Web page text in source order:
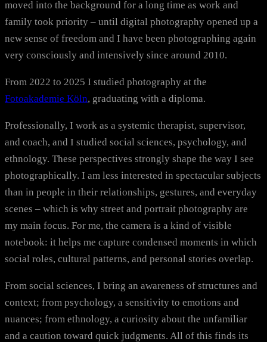
moved into the background for a long time as work and
family took priority – until digital photography opened up a
new sense of freedom and I have been photographing again
very consciously and intensively since around 2010.
From 2022 to 2025 I studied photography at the
Fotoakademie Köln, graduating with a diploma.
Professionally, I work as a systemic therapist, supervisor,
and coach, and I studied social sciences, psychology, and
ethnology. These perspectives strongly shape the way I see
photographically. I am less interested in spectacular subjects
than in people in their relationships, gestures, and everyday
scenes – which is why street and portrait photography are
my main focus. For me, the camera is a kind of visible
notebook: it helps me capture condensed moments in which
social roles, cultural patterns, and personal stories overlap.
From social sciences, I bring an awareness of structures and
context; from psychology, a sensitivity to emotions and
nuances; from ethnology, a curiosity about the unfamiliar
and a caution toward quick judgments. All of this finds its